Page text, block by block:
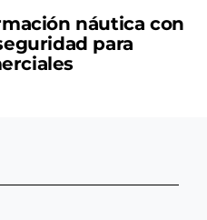
náutica con
para